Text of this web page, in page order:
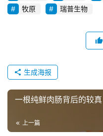
牧原
瑞普生物
生成海报
一根纯鲜肉肠背后的较真
上一篇